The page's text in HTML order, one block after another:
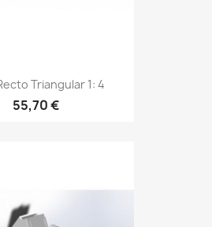
Triangular 1: 4
55,70 €